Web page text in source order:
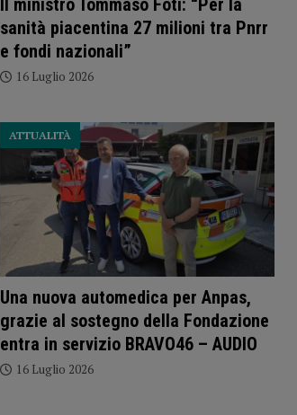
Il ministro Tommaso Foti: “Per la
sanità piacentina 27 milioni tra Pnrr
e fondi nazionali”
16 Luglio 2026
Una nuova automedica per Anpas,
grazie al sostegno della Fondazione
entra in servizio BRAVO46 – AUDIO
ATTUALITÀ
16 Luglio 2026